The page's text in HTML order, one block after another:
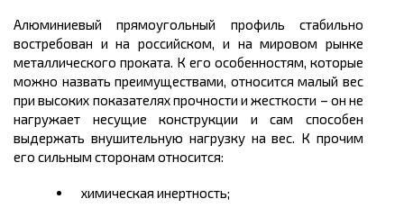
Алюминиевый прямоугольный профиль стабильно
востребован и на российском, и на мировом рынке
металлического проката. К его особенностям, которые
можно назвать преимуществами, относится малый вес
при высоких показателях прочности и жесткости – он не
нагружает несущие конструкции и сам способен
выдержать внушительную нагрузку на вес. К прочим
его сильным сторонам относится:
химическая инертность;